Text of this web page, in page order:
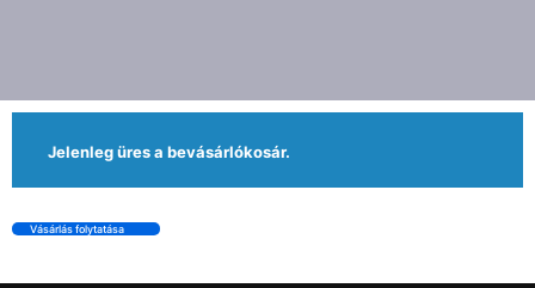
Jelenleg üres a bevásárlókosár.
Vásárlás folytatása